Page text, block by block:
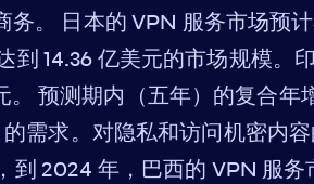
。 日本的 VPN 服务市场预
到 14.36 亿美元的市场规模。
。 预测期内（五年）的复合年
需求。对隐私和访问机密内
2024 年，巴西的 VPN 服务